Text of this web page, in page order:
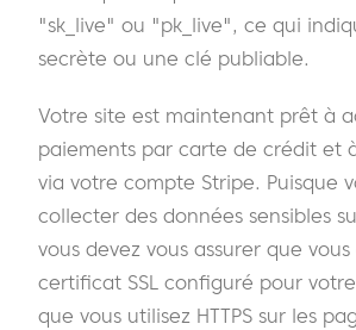
"sk_live" ou "pk_live", ce qui
secrète ou une clé publiable.
Votre site est maintenant prêt à
paiements par carte de crédit et
via votre compte Stripe. Puisque
collecter des données sensibles
vous devez vous assurer que
certificat SSL configuré pour
que vous utilisez HTTPS sur les